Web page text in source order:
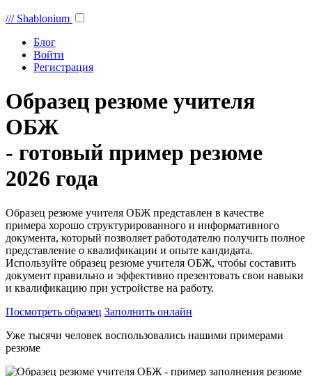
/// Shablonium
Блог
Войти
Регистрация
Образец резюме учителя
ОБЖ
- готовый пример резюме
2026 года
Образец резюме учителя ОБЖ представлен в качестве
примера хорошо структурированного и информативного
документа, который позволяет работодателю получить полное
представление о квалификации и опыте кандидата.
Используйте образец резюме учителя ОБЖ, чтобы составить
документ правильно и эффективно презентовать свои навыки
и квалификацию при устройстве на работу.
Посмотреть образец Заполнить онлайн
Уже тысячи человек воспользовались нашими примерами
резюме